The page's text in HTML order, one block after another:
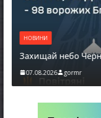
НОВИНИ
Захищай небо
07.08.2026 gormr